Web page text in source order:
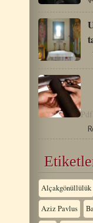
Alçakgönüllülük
Aziz Pavlus